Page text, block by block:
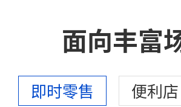
面向丰富
即时零售 便利店